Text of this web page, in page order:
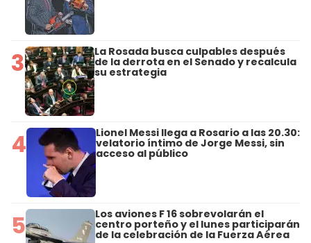
3 La Rosada busca culpables después
de la derrota en el Senado y recalcula
su estrategia
4 Lionel Messi llega a Rosario a las 20.30:
velatorio íntimo de Jorge Messi, sin
acceso al público
5 Los aviones F 16 sobrevolarán el
centro porteño y el lunes participarán
de la celebración de la Fuerza Aérea